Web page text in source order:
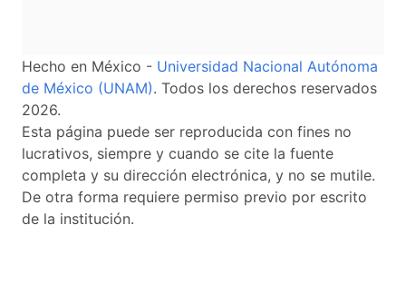
Hecho en México - Universidad Nacional Autónoma
de México (UNAM). Todos los derechos reservados
2026.
Esta página puede ser reproducida con fines no
lucrativos, siempre y cuando se cite la fuente
completa y su dirección electrónica, y no se mutile.
De otra forma requiere permiso previo por escrito
de la institución.